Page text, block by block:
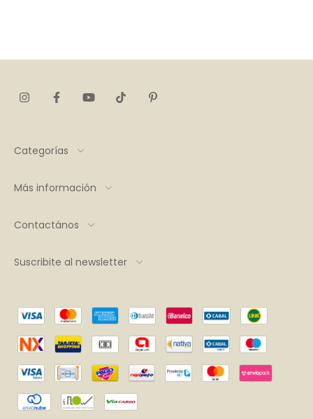
Categorías
Más información
Contactános
Suscribite al newsletter